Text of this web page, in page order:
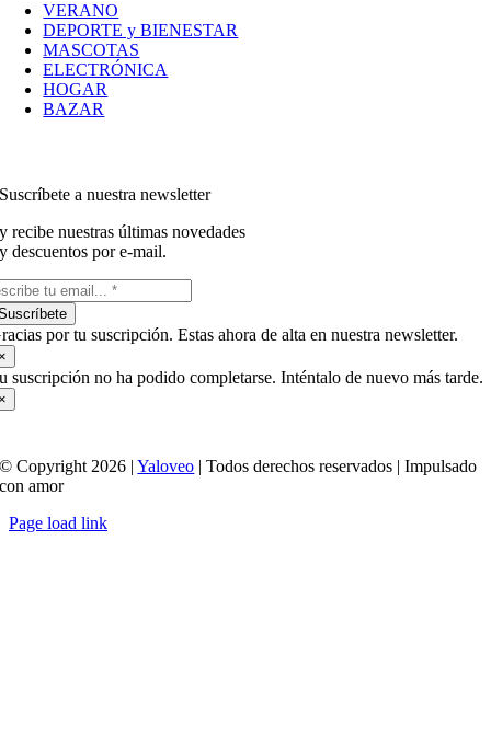
VERANO
DEPORTE y BIENESTAR
MASCOTAS
ELECTRÓNICA
HOGAR
BAZAR
Suscríbete a nuestra newsletter
y recibe nuestras últimas novedades
y descuentos por e-mail.
por tu suscripción. Estas ahora de alta en nuestra newsletter.
suscripción no ha podido completarse. Inténtalo de nuevo más tarde.
© Copyright 2026 |Yaloveo | Todos derechos reservados | Impulsado
con amor
Page load link